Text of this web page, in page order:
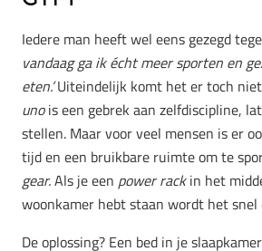
Iedere man heeft wel eens gezegd
vandaag ga ik écht meer sporten en
eten.’Uiteindelijk komt het er toch
unois een gebrek aan zelfdiscipline,
stellen. Maar voor veel mensen is er
tijd en een bruikbare ruimte om te
gear.Als je een power rackin het
woonkamer hebt staan wordt het snel
De oplossing? Een bed in je